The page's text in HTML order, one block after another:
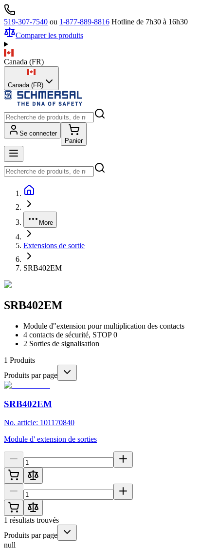
519-307-7540 ou 1-877-889-8816 Hotline de 7h30 à 16h30
Comparer les produits
Canada (FR)
Canada (FR)
Se connecter
Panier
More
Extensions de sortie
SRB402EM
SRB402EM
Module d"extension pour multiplication des contacts
4 contacts de sécurité, STOP 0
2 Sorties de signalisation
1 Produits
Produits par page
SRB402EM
No. article: 101170840
Module d' extension de sorties
1 résultats trouvés
Produits par page
null